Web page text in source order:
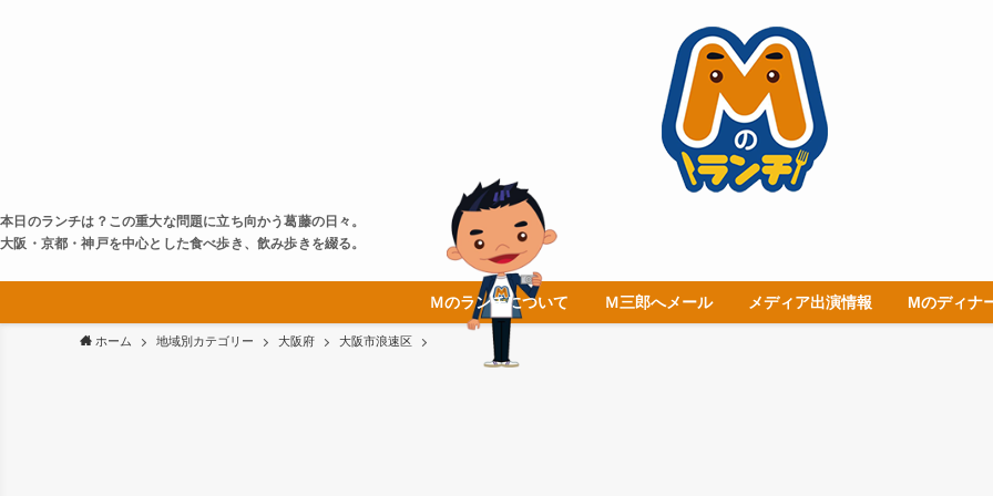
本日のランチは？この重大な問題に立ち向かう葛藤の日々。
大阪・京都・神戸を中心とした食べ歩き、飲み歩きを綴る。
Ｍのランチについて Ｍ三郎へメール メディア出演情報 Mのディナ
ホーム 地域別カテゴリー 大阪府 大阪市浪速区